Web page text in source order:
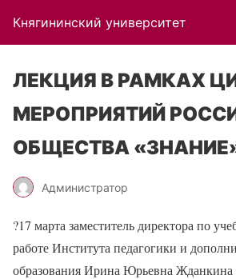
Княгининский университет
ЛЕКЦИЯ В РАМКАХ
МЕРОПРИЯТИЙ
ОБЩЕСТВА
Администратор
?17 марта заместитель директора по
работе Института педагогики и
образования Ирина Юрьевна Жданкина